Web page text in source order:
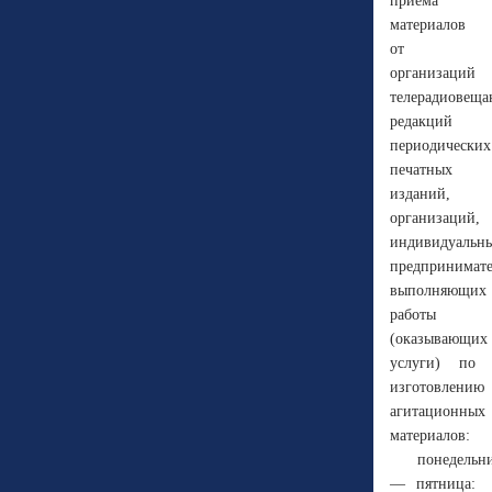
материалов
от
организаций
редакций
периодических
печатных
изданий,
организаций,
выполняющих
работы
(оказывающих
услуги) по
изготовлению
агитационных
материалов:
— пятница: